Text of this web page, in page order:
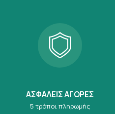
ΑΣΦΑΛΕΙΣ ΑΓΟΡΕΣ
5 τρόποι πληρωμής